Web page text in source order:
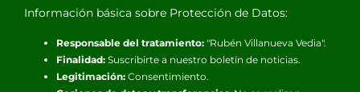
Información básica sobre Protección de Datos:
Responsable del tratamiento:"Rubén Villanueva Vedia".
Finalidad:Suscribirte a nuestro boletín de noticias.
Legitimación:Consentimiento.